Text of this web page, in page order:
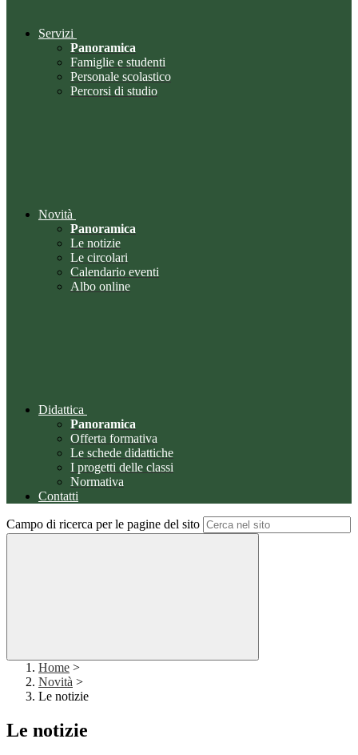
Servizi
Panoramica
Famiglie e studenti
Personale scolastico
Percorsi di studio
Novità
Panoramica
Le notizie
Le circolari
Calendario eventi
Albo online
Didattica
Panoramica
Offerta formativa
Le schede didattiche
I progetti delle classi
Normativa
Contatti
Campo di ricerca per le pagine del sito
Home >
Novità >
Le notizie
Le notizie